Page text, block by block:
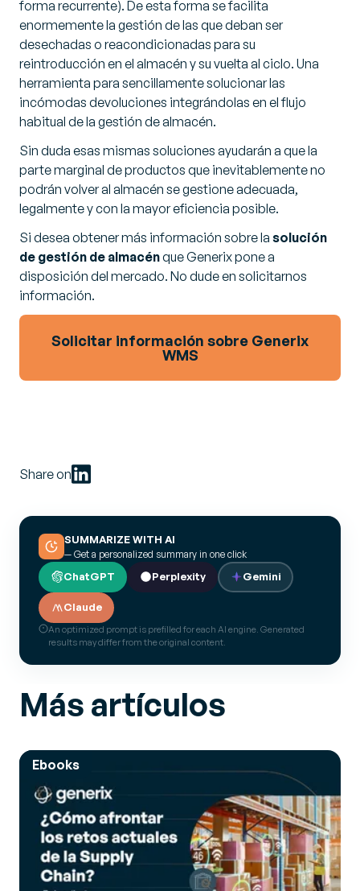
forma recurrente). De esta forma se facilita
enormemente la gestión de las que deban ser
desechadas o reacondicionadas para su
reintroducción en el almacén y su vuelta al ciclo. Una
herramienta para sencillamente solucionar las
incómodas devoluciones integrándolas en el flujo
habitual de la gestión de almacén.
Sin duda esas mismas soluciones ayudarán a que la
parte marginal de productos que inevitablemente no
podrán volver al almacén se gestione adecuada,
legalmente y con la mayor eficiencia posible.
Si desea obtener más información sobre la solución
de gestión de almacénque Generix pone a
disposición del mercado. No dude en solicitarnos
información.
Solicitar información sobre Generix
WMS
Share on
SUMMARIZE WITH AI
— Get a personalized summary in one click
ChatGPT Perplexity Gemini
Claude
An optimized prompt is prefilled for each AI engine. Generated
results may differ from the original content.
Más artículos
Ebooks